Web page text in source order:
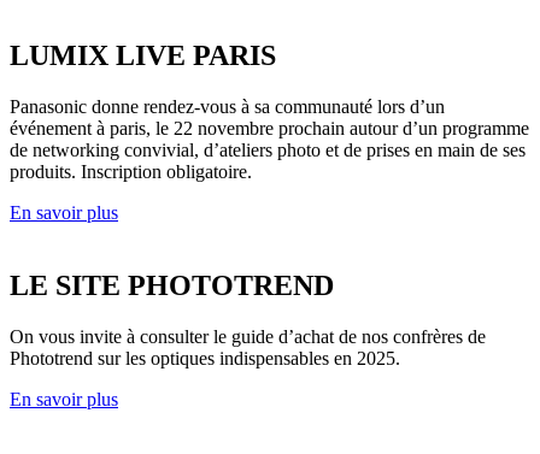
LUMIX LIVE PARIS
Panasonic donne rendez-vous à sa communauté lors d’un
événement à paris, le 22 novembre prochain autour d’un programme
de networking convivial, d’ateliers photo et de prises en main de ses
produits. Inscription obligatoire.
En savoir plus
LE SITE PHOTOTREND
On vous invite à consulter le guide d’achat de nos confrères de
Phototrend sur les optiques indispensables en 2025.
En savoir plus